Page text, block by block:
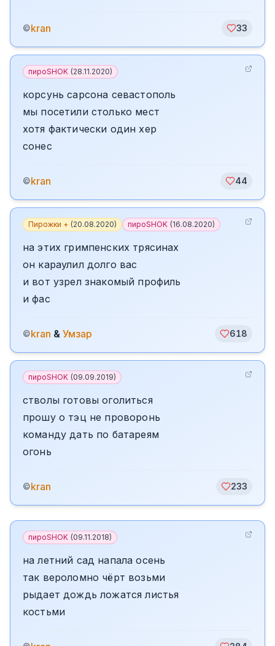
©kran 33
пироSHOK (28.11.2020)
корсунь сарсона севастополь
мы посетили столько мест
хотя фактически один хер
сонес
©kran 44
Пирожки + (20.08.2020) пироSHOK (16.08.2020)
на этих гримпенских трясинах
он караулил долго вас
и вот узрел знакомый профиль
и фас
©kran & Умзар 618
пироSHOK (09.09.2019)
стволы готовы оголиться
прошу о тэц не проворонь
команду дать по батареям
огонь
©kran 233
пироSHOK (09.11.2018)
на летний сад напала осень
так вероломно чёрт возьми
рыдает дождь ложатся листья
костьми